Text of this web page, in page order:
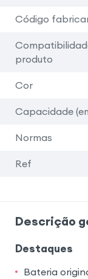
Código
produto
Cor
Capacidade
Normas
Ref
Descrição
Destaques
Bateria